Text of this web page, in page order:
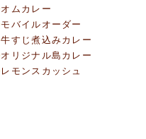
オムカレー
モバイルオーダー
牛すじ煮込みカレー
オリジナル島カレー
レモンスカッシュ